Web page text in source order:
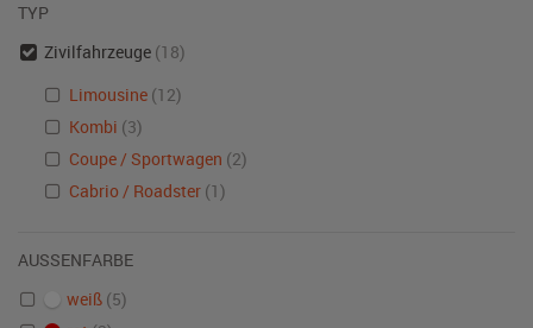
TYP
Zivilfahrzeuge (18)
Limousine (12)
Kombi (3)
Coupe / Sportwagen (2)
Cabrio / Roadster (1)
AUSSENFARBE
weiß (5)